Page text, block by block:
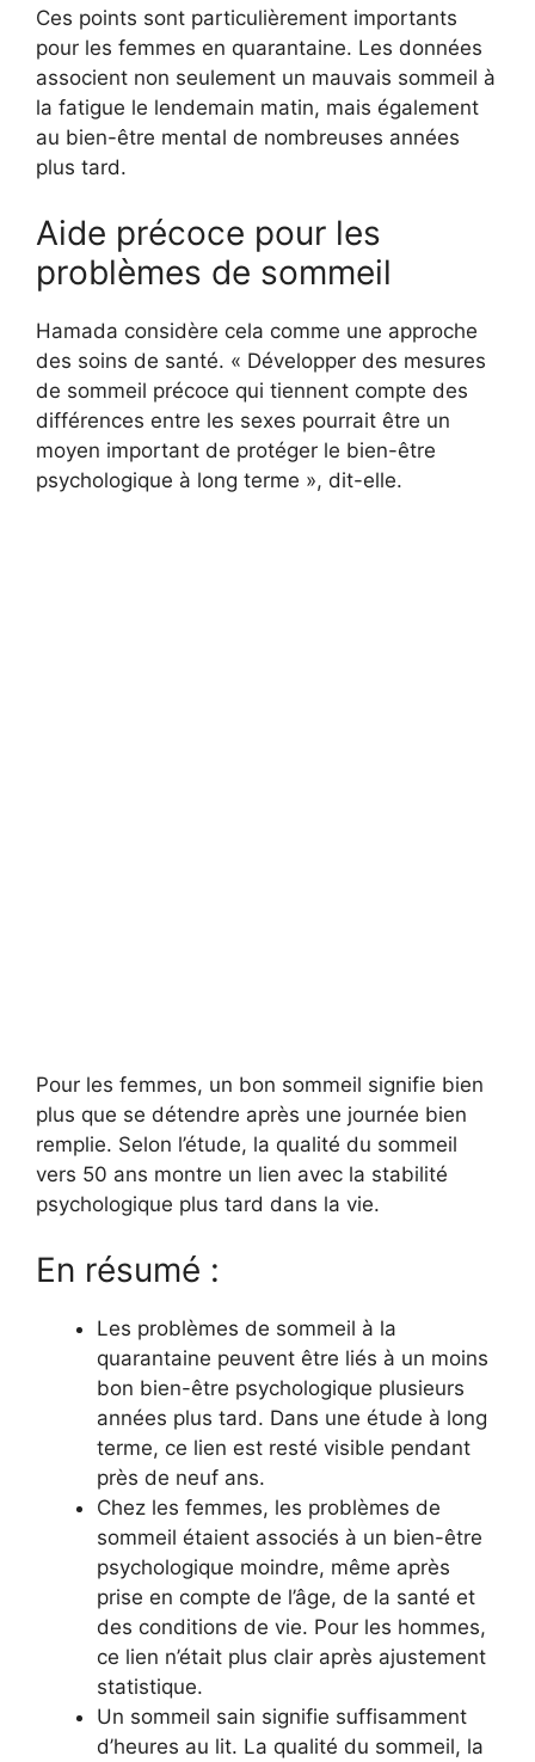
Ces points sont particulièrement importants
pour les femmes en quarantaine. Les données
associent non seulement un mauvais sommeil à
la fatigue le lendemain matin, mais également
au bien-être mental de nombreuses années
plus tard.
Aide précoce pour les
problèmes de sommeil
Hamada considère cela comme une approche
des soins de santé. « Développer des mesures
de sommeil précoce qui tiennent compte des
différences entre les sexes pourrait être un
moyen important de protéger le bien-être
psychologique à long terme », dit-elle.
Pour les femmes, un bon sommeil signifie bien
plus que se détendre après une journée bien
remplie. Selon l’étude, la qualité du sommeil
vers 50 ans montre un lien avec la stabilité
psychologique plus tard dans la vie.
En résumé :
Les problèmes de sommeil à la
quarantaine peuvent être liés à un moins
bon bien-être psychologique plusieurs
années plus tard. Dans une étude à long
terme, ce lien est resté visible pendant
près de neuf ans.
Chez les femmes, les problèmes de
sommeil étaient associés à un bien-être
psychologique moindre, même après
prise en compte de l’âge, de la santé et
des conditions de vie. Pour les hommes,
ce lien n’était plus clair après ajustement
statistique.
Un sommeil sain signifie suffisamment
d’heures au lit. La qualité du sommeil, la